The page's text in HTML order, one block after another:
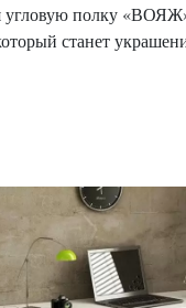
угловую полку
станет